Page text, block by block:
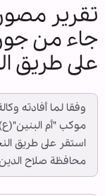
تقرير
جاء من
على طريق
وفقا لما أفادته
موكب "أم
استقر على طريق
محافظة صلاح الدين